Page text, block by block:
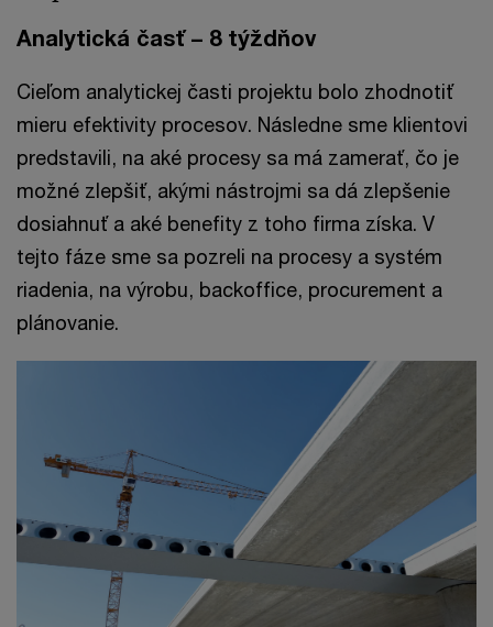
Analytická časť – 8 týždňov
Cieľom analytickej časti projektu bolo zhodnotiť
mieru efektivity procesov. Následne sme klientovi
predstavili, na aké procesy sa má zamerať, čo je
možné zlepšiť, akými nástrojmi sa dá zlepšenie
dosiahnuť a aké benefity z toho firma získa. V
tejto fáze sme sa pozreli na procesy a systém
riadenia, na výrobu, backoffice, procurement a
plánovanie.